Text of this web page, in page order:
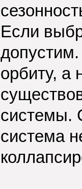
Если
орбиту, а
системы.
система